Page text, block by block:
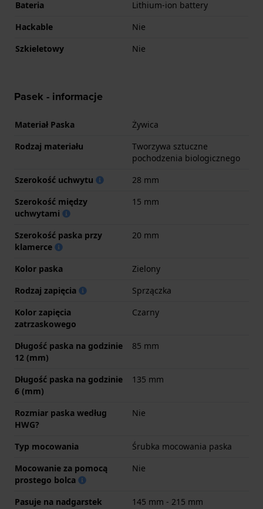
Bateria
Lithium-ion battery
Hackable
Nie
Szkieletowy
Nie
Pasek - informacje
Materiał Paska
Żywica
Rodzaj materiału
Tworzywa sztuczne
pochodzenia biologicznego
Szerokość uchwytu
28 mm
Szerokość między
uchwytami
15 mm
Szerokość paska przy
klamerce
20 mm
Kolor paska
Zielony
Rodzaj zapięcia
Sprzączka
Kolor zapięcia
zatrzaskowego
Czarny
Długość paska na godzinie
12 (mm)
85 mm
Długość paska na godzinie
6 (mm)
135 mm
Rozmiar paska według
HWG?
Nie
Typ mocowania
Śrubka mocowania paska
Mocowanie za pomocą
prostego bolca
Nie
Pasuje na nadgarstek
145 mm - 215 mm